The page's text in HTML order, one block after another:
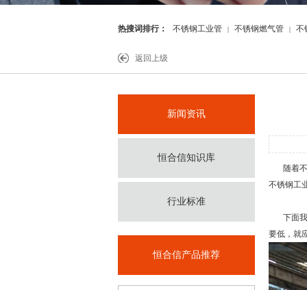
热搜词排行： 不锈钢工业管 | 不锈钢燃气管 | 不
返回上级
新闻资讯
恒合信知识库
行业标准
恒合信产品推荐
随着
不锈钢工
下面我
要低，就